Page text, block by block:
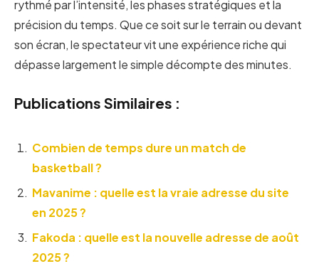
rythmé par l’intensité, les phases stratégiques et la
précision du temps. Que ce soit sur le terrain ou devant
son écran, le spectateur vit une expérience riche qui
dépasse largement le simple décompte des minutes.
Publications Similaires :
Combien de temps dure un match de
basketball ?
Mavanime : quelle est la vraie adresse du site
en 2025 ?
Fakoda : quelle est la nouvelle adresse de août
2025 ?